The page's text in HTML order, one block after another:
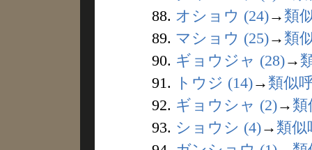
88. オショウ (24)→ 類
89. マショウ (25)→ 類
90. ギョウジャ (28)→
91.
トウジ (14)→ 類似
92. ギョウシャ (2)→ 類
93. ショウシ (4)→ 類似